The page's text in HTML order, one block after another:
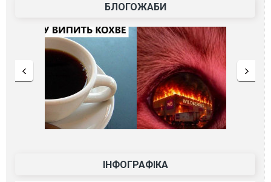
БЛОГОЖАБИ
ІНФОГРАФІКА